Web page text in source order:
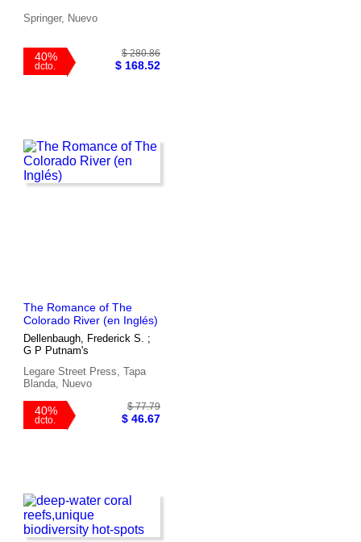
40%
dcto.
$ 94.64
Springer, Nuevo
The Romance of The
Colorado River (en Inglés)
Dellenbaugh, Frederick S. ;
G P Putnam's
Legare Street Press, Tapa
Blanda, Nuevo